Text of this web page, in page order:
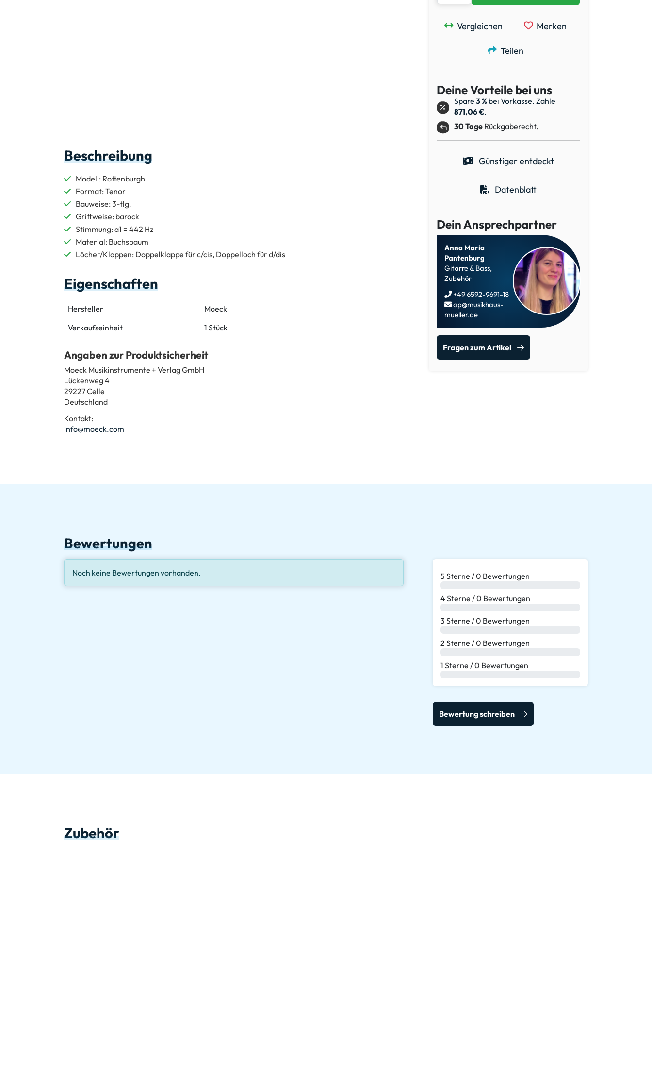
Beschreibung
Modell: Rottenburgh
Format: Tenor
Bauweise: 3-tlg.
Griffweise: barock
Stimmung: a1 = 442 Hz
Material: Buchsbaum
Löcher/Klappen: Doppelklappe für c/cis, Doppelloch für d/dis
Eigenschaften
Hersteller
Moeck
Verkaufseinheit
1 Stück
Angaben zur Produktsicherheit
Moeck Musikinstrumente + Verlag GmbH
Lückenweg 4
29227 Celle
Deutschland
Kontakt:
info@moeck.com
Vergleichen Merken
Teilen
Deine Vorteile bei uns
Spare 3 % bei Vorkasse. Zahle
871,06 €.
30 Tage Rückgaberecht.
Günstiger entdeckt
Datenblatt
Dein Ansprechpartner
Anna Maria
Pantenburg
Gitarre & Bass,
Zubehör
+49 6592-9691-18
ap@musikhaus-
mueller.de
Fragen zum Artikel
Bewertungen
5 Sterne / 0 Bewertungen
4 Sterne / 0 Bewertungen
3 Sterne / 0 Bewertungen
2 Sterne / 0 Bewertungen
1 Sterne / 0 Bewertungen
Bewertung schreiben
Noch keine Bewertungen vorhanden.
Zubehör